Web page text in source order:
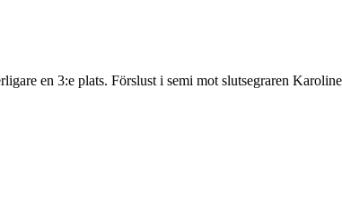
en 3:e plats. Förslust i semi mot slutsegraren